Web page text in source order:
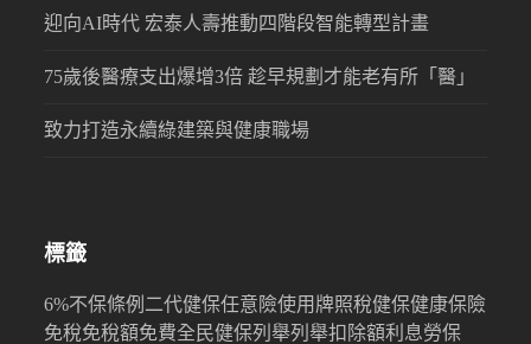
迎向AI時代 宏泰人壽推動四階段智能轉型計畫
75歲後醫療支出爆增3倍 趁早規劃才能老有所「醫」
致力打造永續綠建築與健康職場
標籤
6%不保條例 二代健保任意險使用牌照稅健保健康保險
免稅免稅額免費全民健保列舉列舉扣除額利息勞保